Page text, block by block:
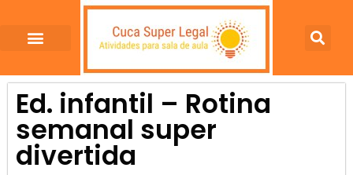
Ed. infantil – Rotina
semanal super
divertida